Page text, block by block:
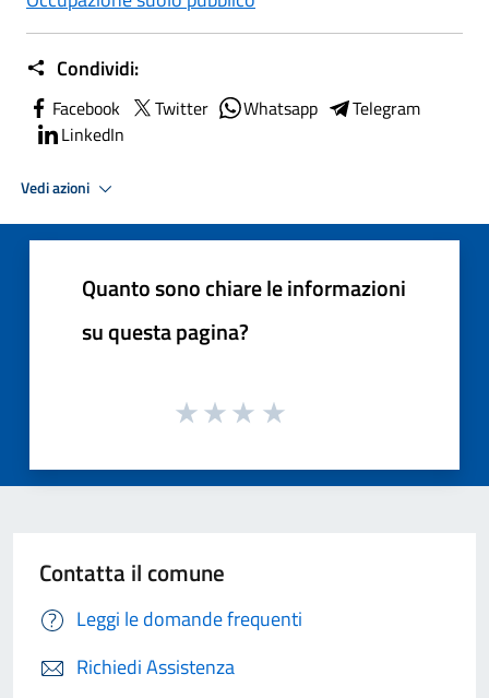
Condividi:
Facebook Twitter Whatsapp
Telegram
LinkedIn
Vedi azioni
Quanto sono chiare le informazioni
su questa pagina?
Contatta il comune
Leggi le domande frequenti
Richiedi Assistenza